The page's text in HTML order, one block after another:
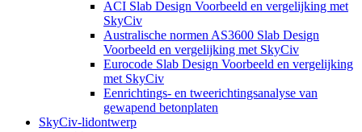
ACI Slab Design Voorbeeld en vergelijking met
SkyCiv
Australische normen AS3600 Slab Design
Voorbeeld en vergelijking met SkyCiv
Eurocode Slab Design Voorbeeld en vergelijking
met SkyCiv
Eenrichtings- en tweerichtingsanalyse van
gewapend betonplaten
SkyCiv-lidontwerp